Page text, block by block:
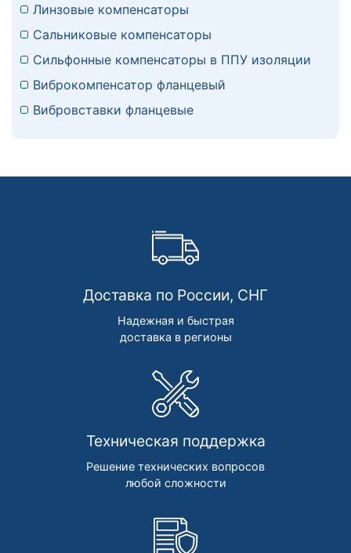
Линзовые компенсаторы
Сальниковые компенсаторы
Сильфонные компенсаторы в ППУ изоляции
Виброкомпенсатор фланцевый
Вибровставки фланцевые
Доставка по России, СНГ
Надежная и быстрая
доставка в регионы
Техническая поддержка
Решение технических вопросов
любой сложности